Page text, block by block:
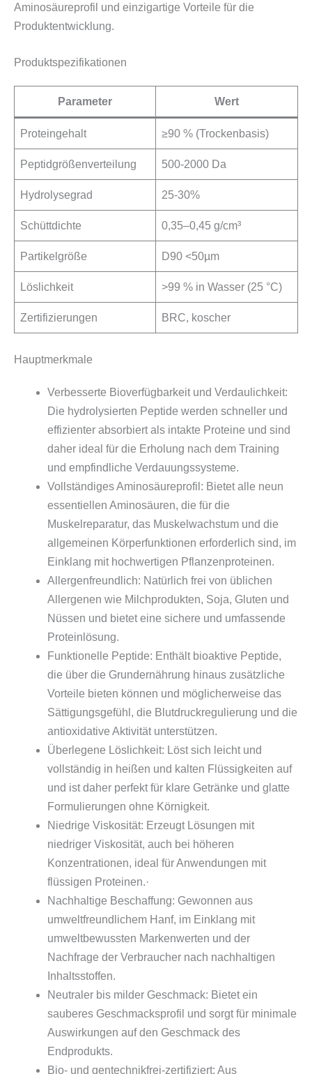
Aminosäureprofil und einzigartige Vorteile für die
Produktentwicklung.
Produktspezifikationen
Parameter Wert
Proteingehalt ≥90 % (Trockenbasis)
Peptidgrößenverteilung 500-2000 Da
Hydrolysegrad 25-30%
Schüttdichte 0,35–0,45 g/cm³
Partikelgröße D90 <50µm
Löslichkeit >99 % in Wasser (25 °C)
Zertifizierungen BRC, koscher
Hauptmerkmale
Verbesserte Bioverfügbarkeit und Verdaulichkeit:
Die hydrolysierten Peptide werden schneller und
effizienter absorbiert als intakte Proteine und sind
daher ideal für die Erholung nach dem Training
und empfindliche Verdauungssysteme.
Vollständiges Aminosäureprofil: Bietet alle neun
essentiellen Aminosäuren, die für die
Muskelreparatur, das Muskelwachstum und die
allgemeinen Körperfunktionen erforderlich sind, im
Einklang mit hochwertigen Pflanzenproteinen.
Allergenfreundlich: Natürlich frei von üblichen
Allergenen wie Milchprodukten, Soja, Gluten und
Nüssen und bietet eine sichere und umfassende
Proteinlösung.
Funktionelle Peptide: Enthält bioaktive Peptide,
die über die Grundernährung hinaus zusätzliche
Vorteile bieten können und möglicherweise das
Sättigungsgefühl, die Blutdruckregulierung und die
antioxidative Aktivität unterstützen.
Überlegene Löslichkeit: Löst sich leicht und
vollständig in heißen und kalten Flüssigkeiten auf
und ist daher perfekt für klare Getränke und glatte
Formulierungen ohne Körnigkeit.
Niedrige Viskosität: Erzeugt Lösungen mit
niedriger Viskosität, auch bei höheren
Konzentrationen, ideal für Anwendungen mit
flüssigen Proteinen.·
Nachhaltige Beschaffung: Gewonnen aus
umweltfreundlichem Hanf, im Einklang mit
umweltbewussten Markenwerten und der
Nachfrage der Verbraucher nach nachhaltigen
Inhaltsstoffen.
Neutraler bis milder Geschmack: Bietet ein
sauberes Geschmacksprofil und sorgt für minimale
Auswirkungen auf den Geschmack des
Endprodukts.
Bio- und gentechnikfrei-zertifiziert: Aus